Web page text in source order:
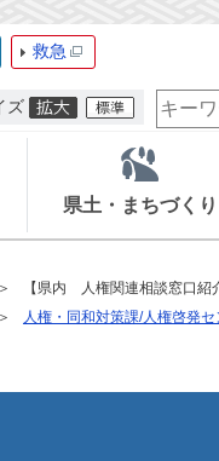
救急
ズ
検
索
ー
ー
ド
県土・まちづくり
【県内 人権関連相談窓口紹
人権・同和対策課/人権啓発